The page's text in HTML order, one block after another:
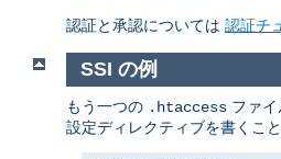
認証と承認については 認証チ
SSI の例
もう一つの .htaccess ファ
設定ディレクティブを書くこ